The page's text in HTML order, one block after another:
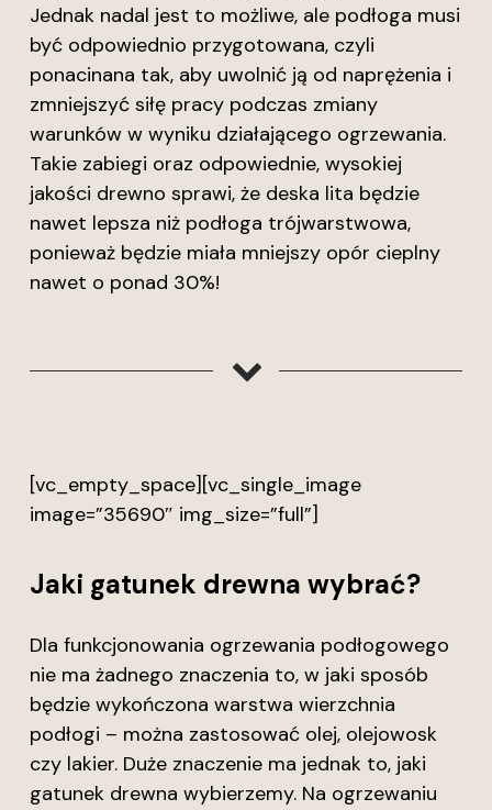
Jednak nadal jest to możliwe, ale podłoga musi
być odpowiednio przygotowana, czyli
ponacinana tak, aby uwolnić ją od naprężenia i
zmniejszyć siłę pracy podczas zmiany
warunków w wyniku działającego ogrzewania.
Takie zabiegi oraz odpowiednie, wysokiej
jakości drewno sprawi, że deska lita będzie
nawet lepsza niż podłoga trójwarstwowa,
ponieważ będzie miała mniejszy opór cieplny
nawet o ponad 30%!
[vc_empty_space][vc_single_image
image=”35690″ img_size=”full”]
Jaki gatunek drewna wybrać?
Dla funkcjonowania ogrzewania podłogowego
nie ma żadnego znaczenia to, w jaki sposób
będzie wykończona warstwa wierzchnia
podłogi – można zastosować olej, olejowosk
czy lakier. Duże znaczenie ma jednak to, jaki
gatunek drewna wybierzemy. Na ogrzewaniu